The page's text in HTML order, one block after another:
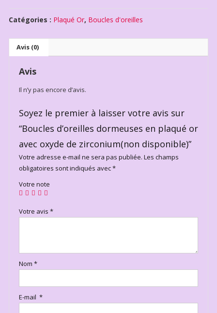
Catégories : Plaqué Or, Boucles d'oreilles
Avis (0)
Avis
Il n’y pas encore d’avis.
Soyez le premier à laisser votre avis sur
“Boucles d’oreilles dormeuses en plaqué or
avec oxyde de zirconium(non disponible)”
Votre adresse e-mail ne sera pas publiée. Les champs
obligatoires sont indiqués avec*
Votre note
Votre avis *
Nom *
E-mail *